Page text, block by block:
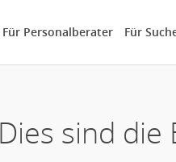
Für Personalberater Für
Dies sind